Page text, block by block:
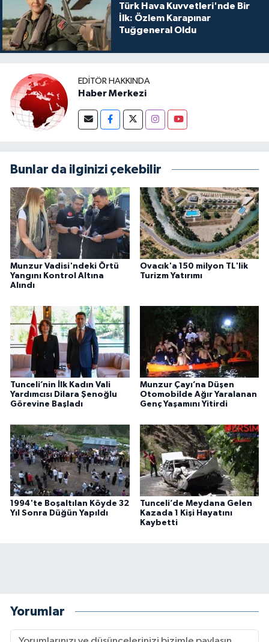
Türk Hava Kuvvetleri'nde Bir
İlk: Özlem Karapınar
Tuğgeneral Oldu
EDITÖR HAKKINDA
Haber Merkezi
Bunlar da ilginizi çekebilir
Munzur Vadisi'ndeki Örtü
Yangını Kontrol Altına
Alındı
Ovacık'a 150 milyon TL'lik
Turizm Yatırımı
Tunceli’nin İlk Kadın Vali
Yardımcısı Dilara Şenoğlu
Görevine Başladı
Munzur Çayı’na Düşen
Otomobilde Ağır Yaralanan
Genç Yaşamını Yitirdi
1994'te Boşaltılan Köyde 32
Yıl Sonra Düğün Yapıldı
Tunceli’de Meydana Gelen
Kazada 1 Kişi Hayatını
Kaybetti
Yorumlar